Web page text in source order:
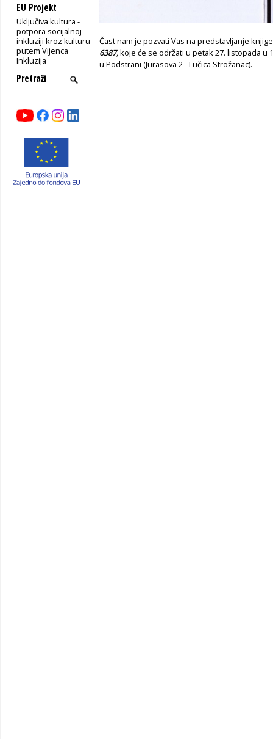
EU Projekt
Uključiva kultura -
potpora socijalnoj
inkluziji kroz kulturu
putem Vijenca
Inkluzija
Čast nam je pozvati Vas na predstavljanje
6387,koje će se održati u petak 27. listopada u
u Podstrani (Jurasova 2 - Lučica Strožanac).